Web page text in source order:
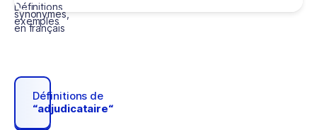
Définitions,
synonymes,
exemples
en français
Définitions de
“adjudicataire“